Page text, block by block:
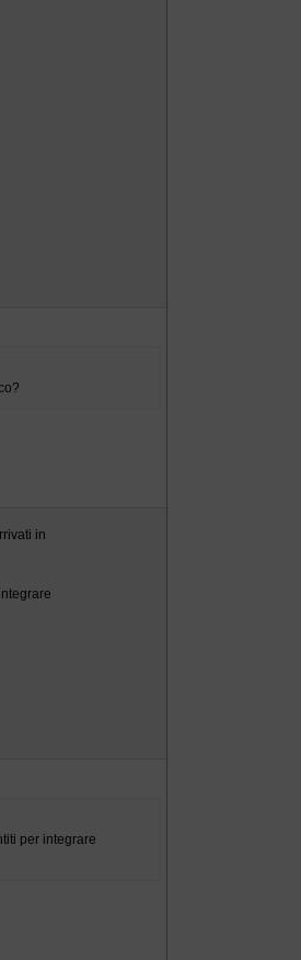
in
per integrare